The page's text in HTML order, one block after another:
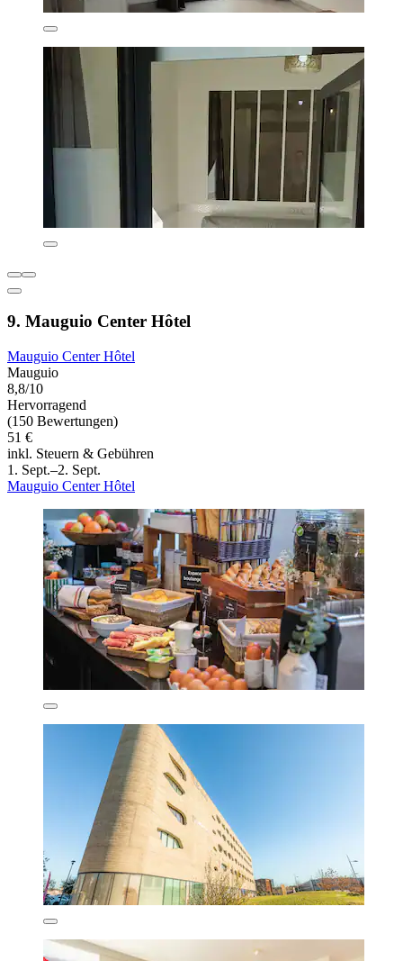
9. Mauguio Center Hôtel
Mauguio Center Hôtel
Mauguio
8,8/10
Hervorragend
(150 Bewertungen)
51 €
inkl. Steuern & Gebühren
1. Sept.–2. Sept.
Mauguio Center Hôtel